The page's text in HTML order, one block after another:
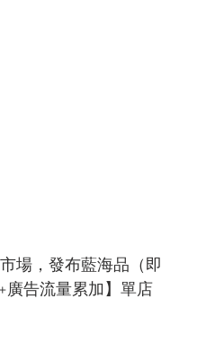
場，發布藍海品（即
告流量累加】單店